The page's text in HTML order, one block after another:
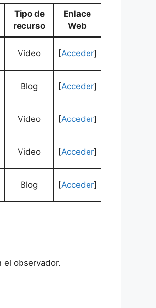
Tipo de
recurso
Enlace
Web
Video [Acceder]
Blog [Acceder]
Video [Acceder]
Video [Acceder]
Blog [Acceder]
el observador.